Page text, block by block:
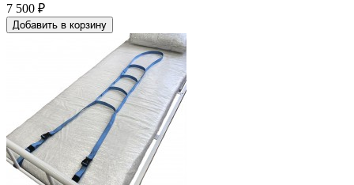
7 500 ₽
Добавить в корзину